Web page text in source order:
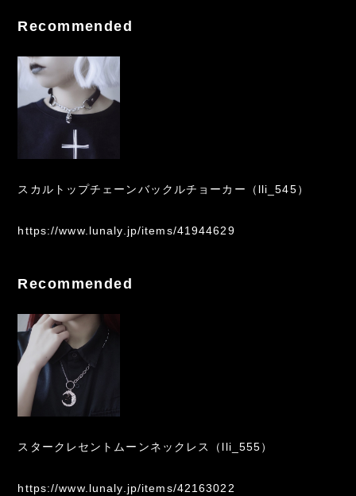
Recommended
スカルトップチェーンバックルチョーカー（lli_545）
https://www.lunaly.jp/items/41944629
Recommended
スタークレセントムーンネックレス（lli_555）
https://www.lunaly.jp/items/42163022